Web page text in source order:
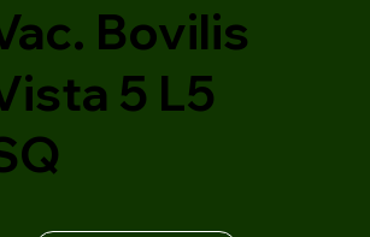
Bovilis
5 L5